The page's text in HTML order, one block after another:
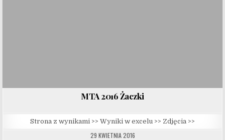
MTA 2016 Żaczki
Strona z wynikami >> Wyniki w excelu >> Zdjęcia >>
29 KWIETNIA 2016